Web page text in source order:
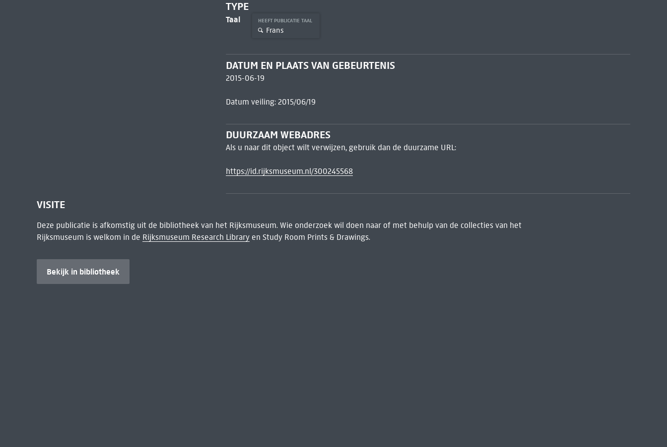
TYPE
Taal HEEFT PUBLICATIE TAAL
Frans
DATUM EN PLAATS VAN GEBEURTENIS
2015-06-19
Datum veiling: 2015/06/19
DUURZAAM WEBADRES
Als u naar dit object wilt verwijzen, gebruik dan de duurzame URL:
https://id.rijksmuseum.nl/300245568
VISITE
Deze publicatie is afkomstig uit de bibliotheek van het Rijksmuseum. Wie onderzoek wil doen naar of met behulp van de collecties van het
Rijksmuseum is welkom in de Rijksmuseum Research Libraryen Study Room Prints & Drawings.
Bekijk in bibliotheek